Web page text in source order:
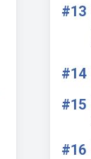
#13
#14
#15
#16